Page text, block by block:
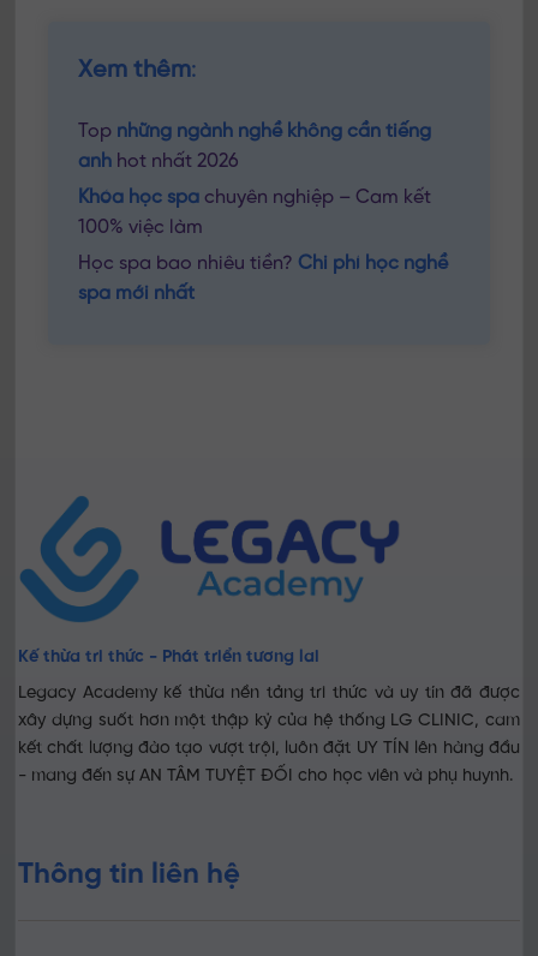
Xem thêm:
Top những ngành nghề không cần tiếng
anh hot nhất 2026
Khóa học spa chuyên nghiệp – Cam kết
100% việc làm
Học spa bao nhiêu tiền? Chi phí học nghề
spa mới nhất
Kế thừa tri thức - Phát triển tương lai
Legacy Academy kế thừa nền tảng tri thức và uy tín đã được
xây dựng suốt hơn một thập kỷ của hệ thống LG CLINIC, cam
kết chất lượng đào tạo vượt trội, luôn đặt UY TÍN lên hàng đầu
- mang đến sự AN TÂM TUYỆT ĐỐI cho học viên và phụ huynh.
Thông tin liên hệ